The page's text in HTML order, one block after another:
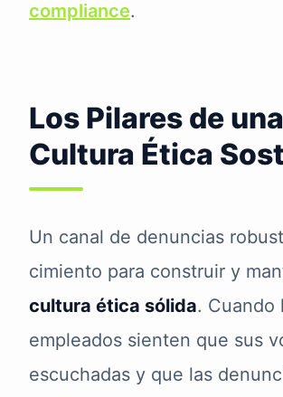
compliance.
Los Pilares de una
Cultura Ética
Un canal de denuncias
cimiento para construir y
cultura ética sólida. Cuando
empleados sienten que sus
escuchadas y que las